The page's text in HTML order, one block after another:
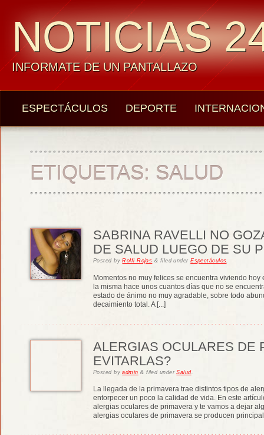
NOTICIAS
INFORMATE DE UN PANTALLAZO
ESPECTÁCULOS DEPORTE
ETIQUETAS: SALUD
SABRINA RAVELLI NO
DE SALUD LUEGO DE SU
PostedbyRolfi Rojas & filed underEspectáculos.
Momentos no muy felices se encuentra viviendo
la misma hace unos cuantos días que no se
estado de ánimo no muy agradable, sobre todo
decaimiento total. A [...]
ALERGIAS OCULARES DE
EVITARLAS?
Postedbyadmin & filed underSalud.
La llegada de la primavera trae distintos tipos de
entorpecer un poco la calidad de vida. En este
alergias oculares de primavera y te vamos a dejar
alergias oculares de primavera se producen